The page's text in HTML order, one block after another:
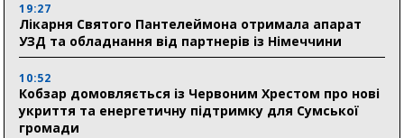
19:27
Лікарня Святого Пантелеймона отримала апарат
УЗД та обладнання від партнерів із Німеччини
10:52
Кобзар домовляється із Червоним Хрестом про нові
укриття та енергетичну підтримку для Сумської
громади